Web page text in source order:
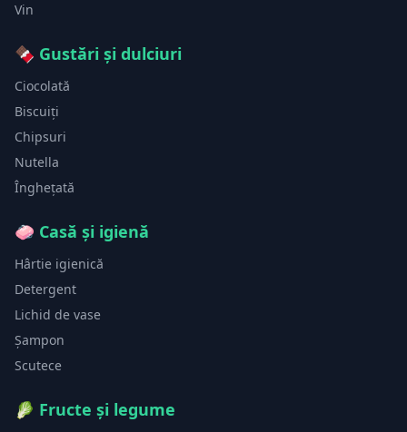
Vin
🍫 Gustări și dulciuri
Ciocolată
Biscuiți
Chipsuri
Nutella
Înghețată
🧼 Casă și igienă
Hârtie igienică
Detergent
Lichid de vase
Șampon
Scutece
🥬 Fructe și legume